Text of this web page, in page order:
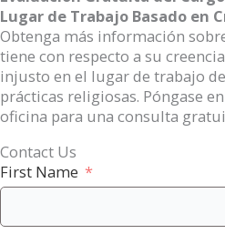
Lugar de Trabajo Basado en
Obtenga más información
tiene con respecto a su
injusto en el lugar de trabajo
prácticas religiosas. Póngase
oficina para una consulta
Contact Us
First Name